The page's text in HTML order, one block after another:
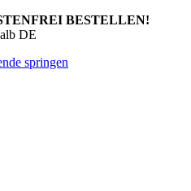
BESTELLEN!
DE
springen